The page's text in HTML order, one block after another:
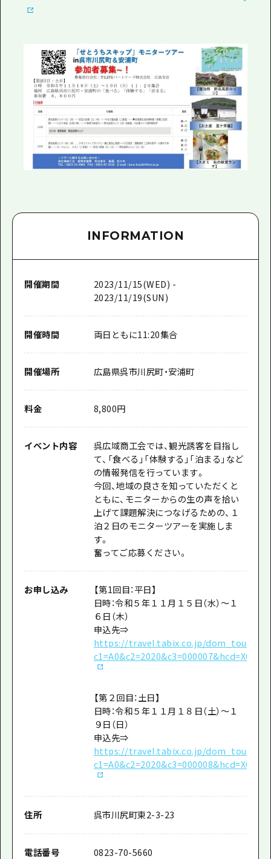
INFORMATION
開催期間
2023/11/15(WED) -
2023/11/19(SUN)
開催時間 両日ともに11:20集合
開催場所 広島県呉市川尻町・安浦町
料金 8,800円
イベント内容
呉広域商工会では、観光誘客を目指し
て、「食べる」「体験する」「泊まる」など
の情報発信を行っています。
今回、地域の良さを知っていただくと
ともに、モニターからの生の声を拾い
上げて課題解決につなげるための、１
泊２日のモニターツアーを実施しま
す。
奮ってご応募ください。
お申し込み
【第1回目：平日】
日時：令和５年１１月１５日（水）～１
６日（木）
申込先⇒
https://travel.tabix.co.jp/
【第２回目：土日】
日時：令和５年１１月１８日（土）～１
９日（日）
申込先⇒
https://travel.tabix.co.jp/
住所 呉市川尻町東2-3-23
電話番号 0823-70-5660